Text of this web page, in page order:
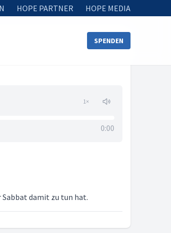
HOPE PARTNER HOPE MEDIA
SPENDEN
1×
0:00
Sabbat damit zu tun hat.